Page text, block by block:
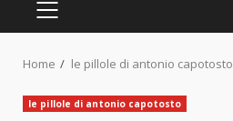
PRIMARY
Home le pillole di antonio capotosto
le pillole di antonio capotosto